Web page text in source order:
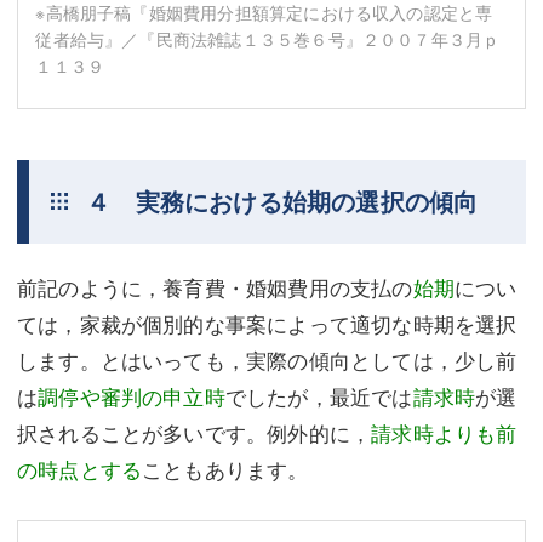
※高橋朋子稿『婚姻費用分担額算定における収入の認定と専
従者給与』／『民商法雑誌１３５巻６号』２００７年３月ｐ
１１３９
４ 実務における始期の選択の傾向
前記のように，養育費・婚姻費用の支払の始期につい
ては，家裁が個別的な事案によって適切な時期を選択
します。とはいっても，実際の傾向としては，少し前
は調停や審判の申立時でしたが，最近では請求時が選
択されることが多いです。例外的に，請求時よりも前
の時点とすることもあります。